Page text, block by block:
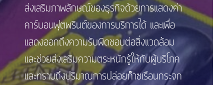
ส่งเสริมภาพลักษณ์ของธุรกิจด้วยการแสดงค่า
คาร์บอนฟุตพรินต์ของการบริการได้ และเพื่อ
แสดงออกถึงความรับผิดชอบต่อสิ่งแวดล้อม
และช่วยส่งเสริมความตระหนักรู้ให้กับผู้บริโภค
และทราบถึงปริมาณการปล่อยก๊าซเรือนกระจก